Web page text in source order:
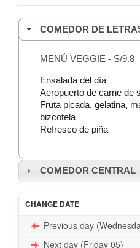
COMEDOR DE
MENÚ VEGGIE - S/9.8
Ensalada del día
Aeropuerto de carne de
Fruta picada, gelatina,
bizcotela
Refresco de piña
COMEDOR CENTRAL
CHANGE DATE
Previous day
Next day (Friday 05)